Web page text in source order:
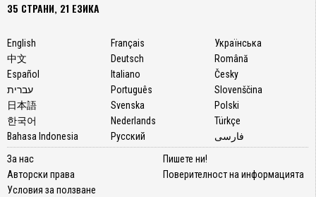
35 СТРАНИ, 21 ЕЗИКА
English
中文
Español
עברית
日本語
한국어
Bahasa Indonesia
Français
Deutsch
Italiano
Português
Svenska
Nederlands
Русский
Українська
Română
Česky
Slovenščina
Polski
Türkçe
فارسی
За нас
Авторски права
Условия за ползване
Пишете ни!
Поверителност на информацията